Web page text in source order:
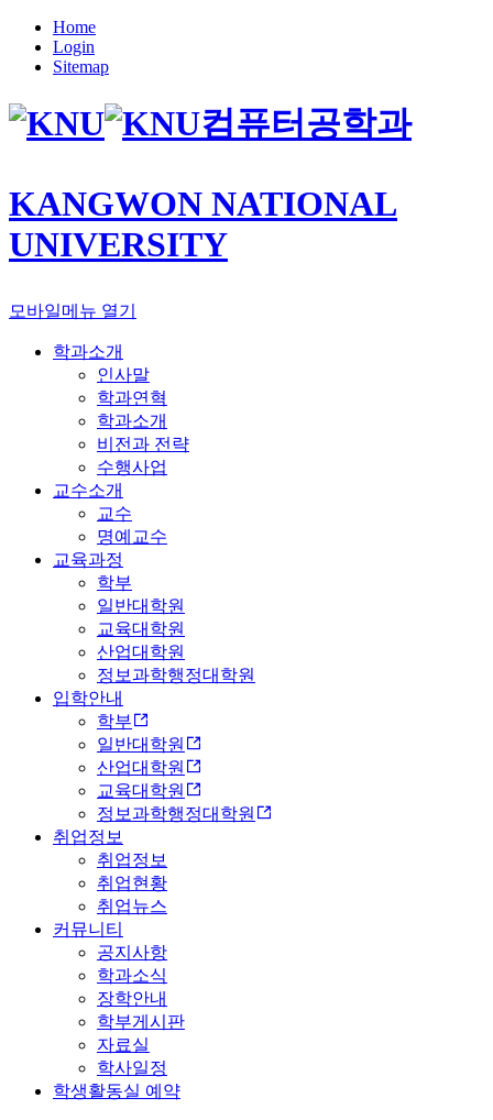
Home
Login
Sitemap
컴퓨터공학과
KANGWON NATIONAL
UNIVERSITY
모바일메뉴 열기
학과소개
인사말
학과연혁
학과소개
비전과 전략
수행사업
교수소개
교수
명예교수
교육과정
학부
일반대학원
교육대학원
산업대학원
정보과학행정대학원
입학안내
학부
일반대학원
산업대학원
교육대학원
정보과학행정대학원
취업정보
취업정보
취업현황
취업뉴스
커뮤니티
공지사항
학과소식
장학안내
학부게시판
자료실
학사일정
학생활동실 예약